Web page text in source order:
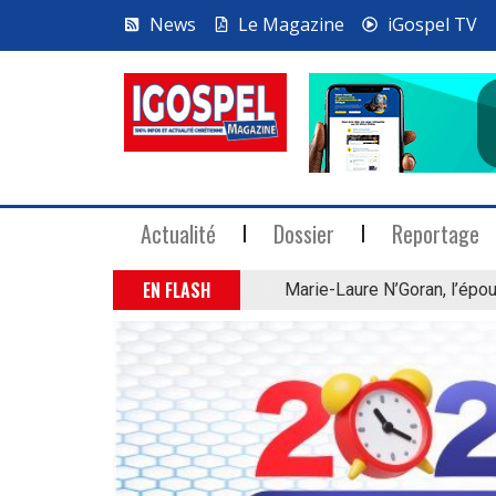
News Le Magazine iGospel TV
Actualité Dossier Reportage
EN FLASH Marie-Laure N’Goran,